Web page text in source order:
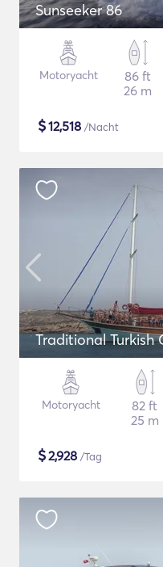
Sunseeker 86
Motoryacht
86 ft
26 m
$12,518 /Nacht
Motoryacht
82 ft
25 m
$2,928 /Tag